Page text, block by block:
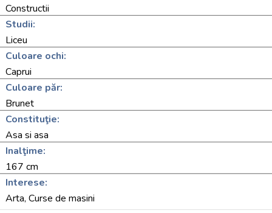
Constructii
Studii:
Liceu
Culoare ochi:
Caprui
Culoare păr:
Brunet
Constituţie:
Asa si asa
Inalţime:
167 cm
Interese:
Arta, Curse de masini